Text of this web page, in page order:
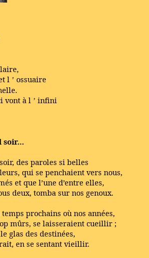
l ’ ossuaire
vont à l ’ infini
soir…
des paroles si belles
qui se penchaient vers nous,
et que l’une d’entre elles,
deux, tomba sur nos genoux.
prochains où nos années,
mûrs, se laisseraient cueillir ;
glas des destinées,
en se sentant vieillir.